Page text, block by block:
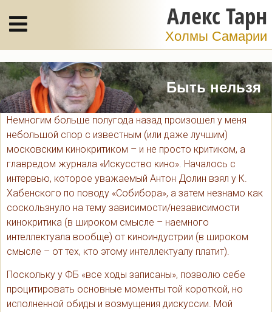
Алекс Тарн
Холмы Самарии
Быть нельзя
Немногим больше полугода назад произошел у меня
небольшой спор с известным (или даже лучшим)
московским кинокритиком – и не просто критиком, а
главредом журнала «Искусство кино». Началось с
интервью, которое уважаемый Антон Долин взял у К.
Хабенского по поводу «Собибора», а затем незнамо как
соскользнуло на тему зависимости/независимости
кинокритика (в широком смысле – наемного
интеллектуала вообще) от киноиндустрии (в широком
смысле – от тех, кто этому интеллектуалу платит).
Поскольку у ФБ «все ходы записаны», позволю себе
процитировать основные моменты той короткой, но
исполненной обиды и возмущения дискуссии. Мой